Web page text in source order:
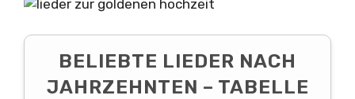
BELIEBTE LIEDER NACH
JAHRZEHNTEN – TABELLE